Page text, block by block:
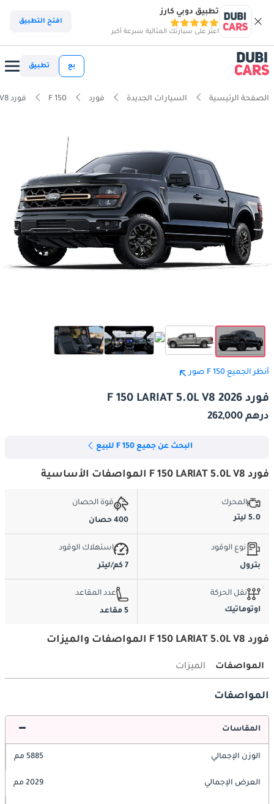
تطبيق دوبي كارز
اعثر على سيارتك المثالية بسرعة أكبر
افتح التطبيق
بع تطبيق
الصفحة الرئيسية السيارات الجديدة فورد F 150 فورد F 150 LARIAT 5.0L V8
أنظر الجميع F 150 صور
فورد F 150 LARIAT 5.0L V8 2026
درهم 262,000
البحث عن جميع F 150 للبيع
فورد F 150 LARIAT 5.0L V8 المواصفات الأساسية
المحرك
5.0 ليتر
قوة الحصان
400 حصان
نوع الوقود
بترول
استهلاك الوقود
7 كم/ليتر
نقل الحركة
اوتوماتيك
عدد المقاعد
5 مقاعد
فورد F 150 LARIAT 5.0L V8 المواصفات والميزات
المواصفات الميزات
المواصفات
المقاسات
الوزن الإجمالي 5885 مم
العرض الإجمالي 2029 مم